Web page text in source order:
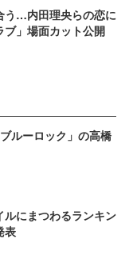
う…内田理央らの恋に
」場面カット公開
ルーロック」の高橋
にまつわるランキン
表